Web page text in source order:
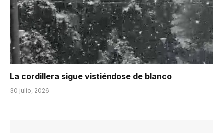
La cordillera sigue vistiéndose de blanco
30 julio, 2026